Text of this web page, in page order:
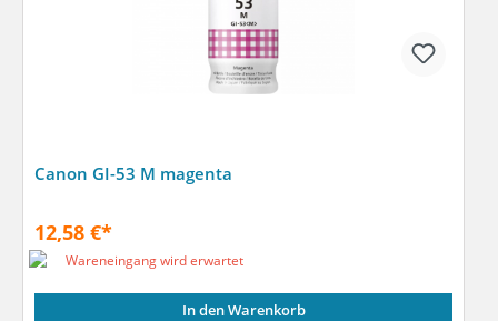
Canon GI-53 M magenta
12,58 €*
Wareneingang wird erwartet
In den Warenkorb